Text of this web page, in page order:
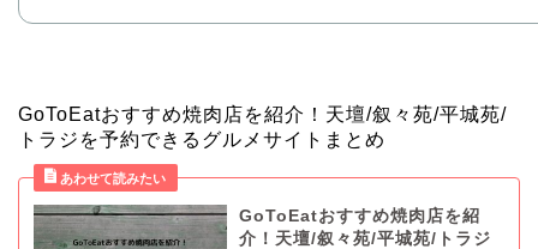
GoToEatおすすめ焼肉店を紹介！天壇/叙々苑/平城苑/
トラジを予約できるグルメサイトまとめ
GoToEatおすすめ焼肉店を紹
介！天壇/叙々苑/平城苑/トラジ